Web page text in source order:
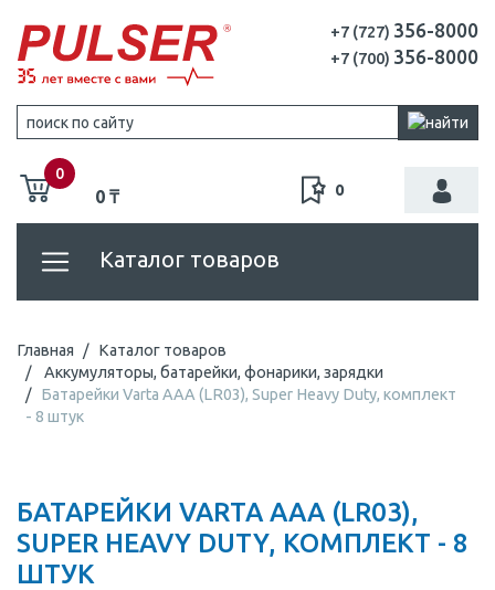
+7 (727) 356-8000
+7 (700) 356-8000
0
0 ₸ 0
Каталог товаров
Главная
Каталог товаров
Аккумуляторы, батарейки, фонарики, зарядки
Батарейки Varta AAA (LR03), Super Heavy Duty, комплект
- 8 штук
БАТАРЕЙКИ VARTA AAA (LR03),
SUPER HEAVY DUTY, КОМПЛЕКТ - 8
ШТУК